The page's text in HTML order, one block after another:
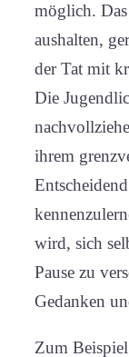
möglich.
aushalten,
der Tat mit
Die
ihrem
wird, sich
Pause zu
Gedanken
Zum